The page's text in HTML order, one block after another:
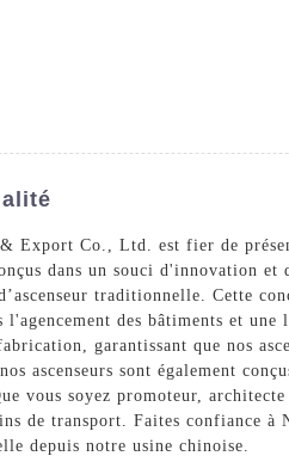
Co., Ltd. est fier de
dans un souci d'innovation
traditionnelle. Cette
des bâtiments et
garantissant que nos
ascenseurs sont également
vous soyez promoteur,
de transport. Faites confiance
depuis notre usine chinoise.